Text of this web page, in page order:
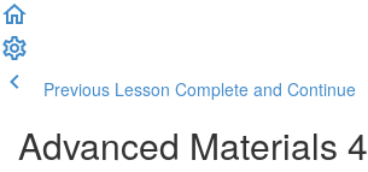
Previous Lesson Complete and Continue
Advanced Materials